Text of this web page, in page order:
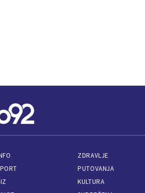
ZDRAVLJE
PUTOVANJA
KULTURA